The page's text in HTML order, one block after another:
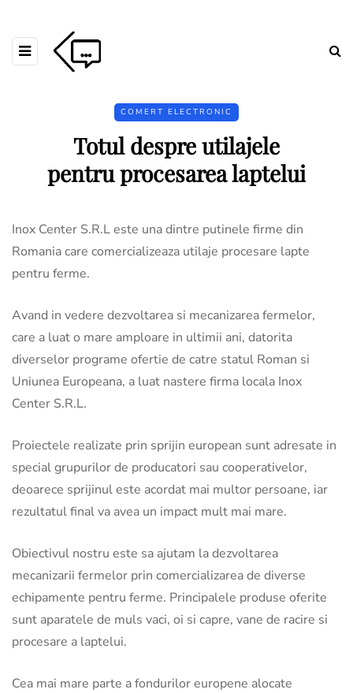
COMERT ELECTRONIC
Totul despre utilajele
pentru procesarea laptelui
Inox Center S.R.L este una dintre putinele firme din
Romania care comercializeaza utilaje procesare lapte
pentru ferme.
Avand in vedere dezvoltarea si mecanizarea fermelor,
care a luat o mare amploare in ultimii ani, datorita
diverselor programe ofertie de catre statul Roman si
Uniunea Europeana, a luat nastere firma locala Inox
Center S.R.L.
Proiectele realizate prin sprijin european sunt adresate in
special grupurilor de producatori sau cooperativelor,
deoarece sprijinul este acordat mai multor persoane, iar
rezultatul final va avea un impact mult mai mare.
Obiectivul nostru este sa ajutam la dezvoltarea
mecanizarii fermelor prin comercializarea de diverse
echipamente pentru ferme. Principalele produse oferite
sunt aparatele de muls vaci, oi si capre, vane de racire si
procesare a laptelui.
Cea mai mare parte a fondurilor europene alocate